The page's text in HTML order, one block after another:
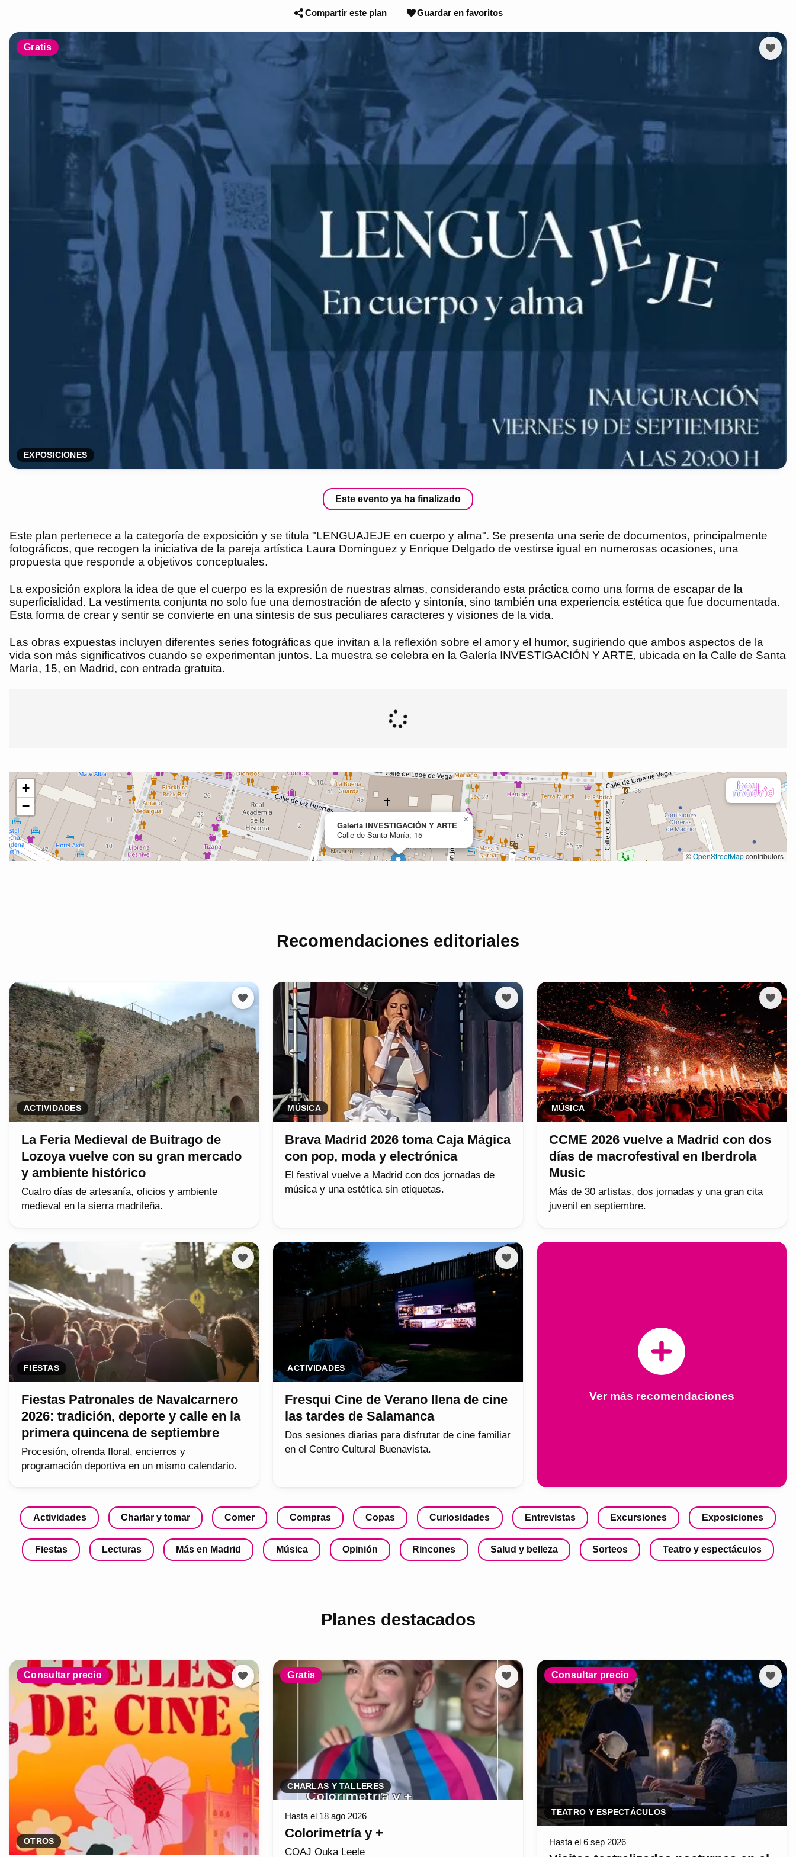
Compartir este plan Guardar en favoritos
Gratis
EXPOSICIONES
Este evento ya ha finalizado
Este plan pertenece a la categoría de exposición y se titula "LENGUAJEJE en cuerpo y alma". Se presenta una serie de documentos, principalmente
fotográficos, que recogen la iniciativa de la pareja artística Laura Dominguez y Enrique Delgado de vestirse igual en numerosas ocasiones, una
propuesta que responde a objetivos conceptuales.
La exposición explora la idea de que el cuerpo es la expresión de nuestras almas, considerando esta práctica como una forma de escapar de la
superficialidad. La vestimenta conjunta no solo fue una demostración de afecto y sintonía, sino también una experiencia estética que fue documentada.
Esta forma de crear y sentir se convierte en una síntesis de sus peculiares caracteres y visiones de la vida.
Las obras expuestas incluyen diferentes series fotográficas que invitan a la reflexión sobre el amor y el humor, sugiriendo que ambos aspectos de la
vida son más significativos cuando se experimentan juntos. La muestra se celebra en la Galería INVESTIGACIÓN Y ARTE, ubicada en la Calle de Santa
María, 15, en Madrid, con entrada gratuita.
Recomendaciones editoriales
ACTIVIDADES
La Feria Medieval de Buitrago de
Lozoya vuelve con su gran mercado
y ambiente histórico
Cuatro días de artesanía, oficios y ambiente
medieval en la sierra madrileña.
MÚSICA
Brava Madrid 2026 toma Caja Mágica
con pop, moda y electrónica
El festival vuelve a Madrid con dos jornadas de
música y una estética sin etiquetas.
MÚSICA
CCME 2026 vuelve a Madrid con dos
días de macrofestival en Iberdrola
Music
Más de 30 artistas, dos jornadas y una gran cita
juvenil en septiembre.
FIESTAS
Fiestas Patronales de Navalcarnero
2026: tradición, deporte y calle en la
primera quincena de septiembre
Procesión, ofrenda floral, encierros y
programación deportiva en un mismo calendario.
ACTIVIDADES
Fresqui Cine de Verano llena de cine
las tardes de Salamanca
Dos sesiones diarias para disfrutar de cine familiar
en el Centro Cultural Buenavista.
Ver más recomendaciones
Actividades Charlar y tomar Comer Compras Copas Curiosidades Entrevistas Excursiones Exposiciones
Fiestas Lecturas Más en Madrid Música Opinión Rincones Salud y belleza Sorteos Teatro y espectáculos
Planes destacados
Consultar precio
OTROS
Gratis
CHARLAS Y TALLERES
Hasta el 18 ago 2026
Colorimetría y +
COAJ Ouka Leele
Consultar precio
TEATRO Y ESPECTÁCULOS
Hasta el 6 sep 2026